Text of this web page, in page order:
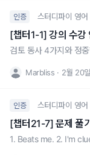
인증 스터디파이 영어
[챕터1-1] 강의 수강
검토 동사 4가지와 정
Marbliss 2월 20일
인증 스터디파이 영어
[챕터21-7] 문제 풀
1. Beats